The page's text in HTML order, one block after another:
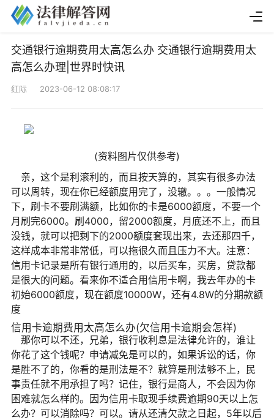
交通银行逾期费用太高怎么办 交通银行逾期费用太
高怎么办理|世界时快讯
红际 2023-06-12 08:08:17
(资料图片仅供参考)
亲，这个是利滚利的，而且按天算的，其实有很多办法
可以周转，现在你已经额度用完了，没辙。。。一般情况
下，刷卡不要刷满额，比如你的卡是6000额度，不要一个
月刷完6000。刷4000，留2000额度，月底还不上，而且
没钱，就可以把剩下的2000额度套现出来，去还那四千，
这样成本非常非常低，可以拖很久而且压力不大。注意：
信用卡记录是所有银行通用的，以后买车，买房，贷款都
是很大的问题。看来你不适合用信用卡啊，我去年办的卡
初始6000额度，现在额度10000W，还有4.8W的分期款额
度
信用卡逾期费用太高怎么办(欠信用卡逾期会怎样)
那你可以不还，兄弟，银行收利息是法律允许的，谁让
你花了这个钱呢？申请减免是可以的，如果诉讼的话，你
是胜不了的，你看的是刑法是不？就算是刑法够不上，民
事责任就不用承担了吗？记住，银行是商人，不会因为你
困难就怎么样的。因为信用卡取现手续费逾期90天以上怎
么办？可以消除吗？可以。请从还清欠款之日起，5年以后